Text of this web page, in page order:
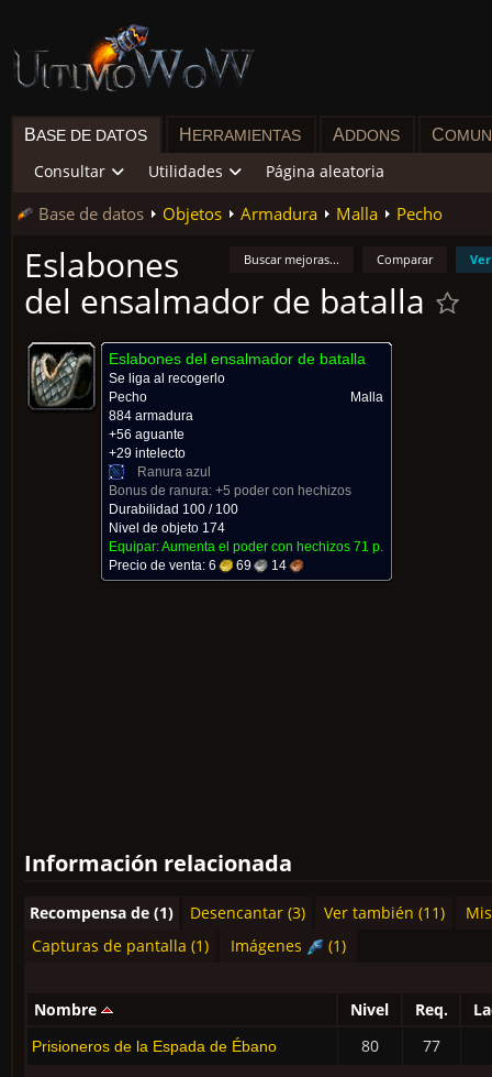
BASE DE DATOS H ERRAMIENTAS ADDONS C
Consultar Utilidades Página aleatoria
Base de datos Objetos Armadura Malla Pecho
Comparar
Buscar mejoras...
Eslabones
del ensalmador de batalla
Eslabones del ensalmador de batalla
Se liga al recogerlo
Pecho
Malla
884 armadura
+56 aguante
+29 intelecto
Ranura azul
Bonus de ranura: +5 poder con hechizos
Durabilidad 100 / 100
Nivel de objeto 174
Equipar: Aumenta el poder con hechizos 71 p.
Precio de venta: 6 69 14
Información relacionada
Recompensa de (1) Desencantar (3) Ver también (11)
Capturas de pantalla (1)
Imágenes (1)
Nombre Nivel Req.
Prisioneros de la Espada de Ébano 80 77